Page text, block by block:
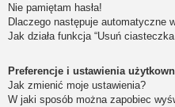
Nie pamiętam hasła!
Dlaczego następuje automatyczne
Jak działa funkcja “Usuń
Preferencje i ustawienia
Jak zmienić moje ustawienia?
W jaki sposób można zapobiec